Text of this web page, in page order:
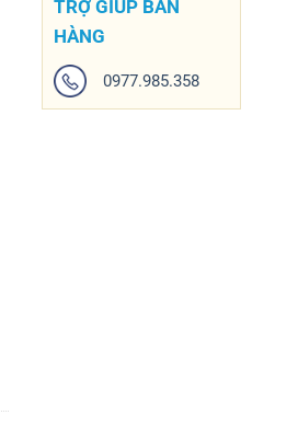
TRỢ GIÚP BÁN
HÀNG
0977.985.358